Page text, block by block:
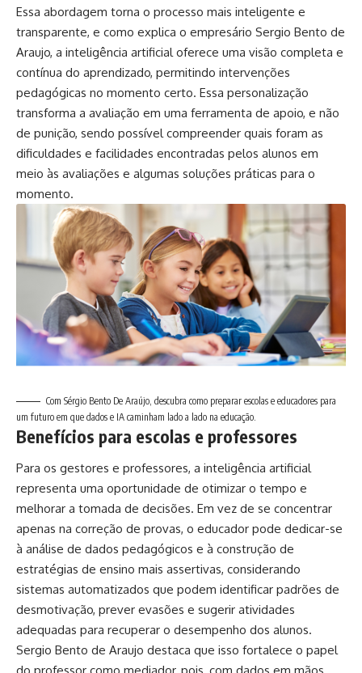
Essa abordagem torna o processo mais inteligente e
transparente, e como explica o empresário Sergio Bento de
Araujo, a inteligência artificial oferece uma visão completa e
contínua do aprendizado, permitindo intervenções
pedagógicas no momento certo. Essa personalização
transforma a avaliação em uma ferramenta de apoio, e não
de punição, sendo possível compreender quais foram as
dificuldades e facilidades encontradas pelos alunos em
meio às avaliações e algumas soluções práticas para o
momento.
Com Sérgio Bento De Araújo, descubra como preparar escolas e educadores para
um futuro em que dados e IA caminham lado a lado na educação.
Benefícios para escolas e professores
Para os gestores e professores, a inteligência artificial
representa uma oportunidade de otimizar o tempo e
melhorar a tomada de decisões. Em vez de se concentrar
apenas na correção de provas, o educador pode dedicar-se
à análise de dados pedagógicos e à construção de
estratégias de ensino mais assertivas, considerando
sistemas automatizados que podem identificar padrões de
desmotivação, prever evasões e sugerir atividades
adequadas para recuperar o desempenho dos alunos.
Sergio Bento de Araujo destaca que isso fortalece o papel